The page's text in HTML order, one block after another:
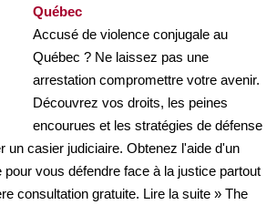
Québec
Accusé de violence conjugale au
Québec ? Ne laissez pas une
arrestation compromettre votre avenir.
Découvrez vos droits, les peines
encourues et les stratégies de défense
un casier judiciaire. Obtenez l'aide d'un
vous défendre face à la justice partout
consultation gratuite. Lire la suite » The